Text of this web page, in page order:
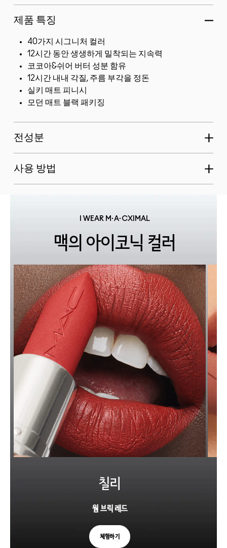
제품 특징
40가지 시그니처 컬러
12시간 동안 생생하게 밀착되는 지속력
코코아&쉬어 버터 성분 함유
12시간 내내 각질, 주름 부각을 정돈
실키 매트 피니시
모던 매트 블랙 패키징
전성분
사용 방법
I WEAR M·A·CXIMAL
맥의 아이코닉 컬러
칠리
웜 브릭 레드
체험하기